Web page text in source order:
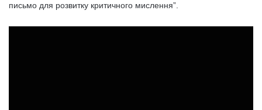
письмо для розвитку критичного мислення”.